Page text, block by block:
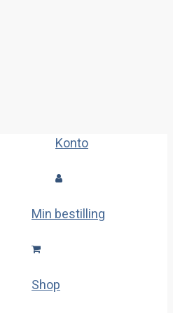
Konto
Min bestilling
Shop